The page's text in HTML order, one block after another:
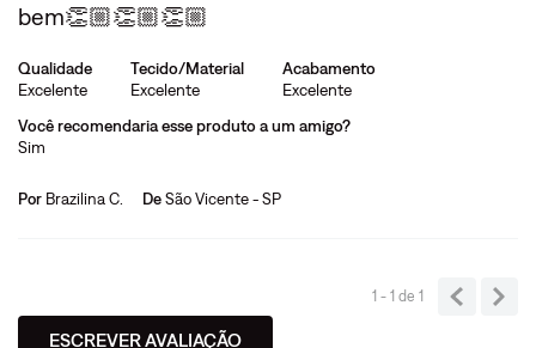
bem👏🏼👏🏼👏🏼
Qualidade
Excelente
Tecido/Material
Excelente
Acabamento
Excelente
Você recomendaria esse produto a um amigo?
Sim
Por Brazilina C. DeSão Vicente - SP
1 - 1de 1
ESCREVER AVALIAÇÃO